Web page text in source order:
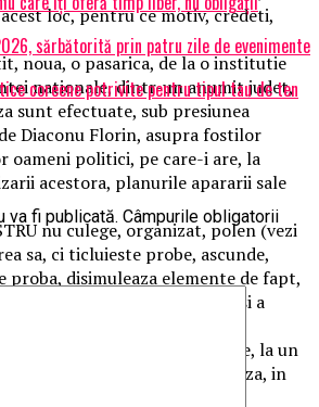
loc, pentru ce motiv, credeti,
noua, o pasarica, de la o institutie
nationale, dintr-un anumit judet,
sunt efectuate, sub presiunea
Diaconu Florin, asupra fostilor
oameni politici, pe care-i are, la
acestora, planurile apararii sale
nu culege, organizat, polen (vezi
sa, ci ticluieste probe, ascunde,
proba, disimuleaza elemente de fapt,
eroare, a organelor judiciare si a
ai agentiei prahovene care, la un
ce aranjeaza si cosmetizeaza, in
sărbătorită prin patru zile de evenimente
coreene potrivite pentru tipul tau de ten
va fi publicată. Câmpurile obligatorii